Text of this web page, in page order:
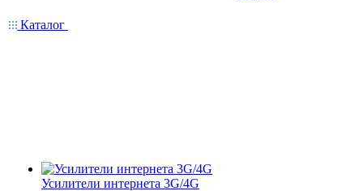
Каталог
Усилители интернета 3G/4G